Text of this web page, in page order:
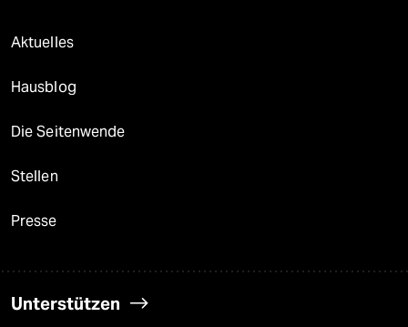
Aktuelles
Hausblog
Die Seitenwende
Stellen
Presse
Unterstützen